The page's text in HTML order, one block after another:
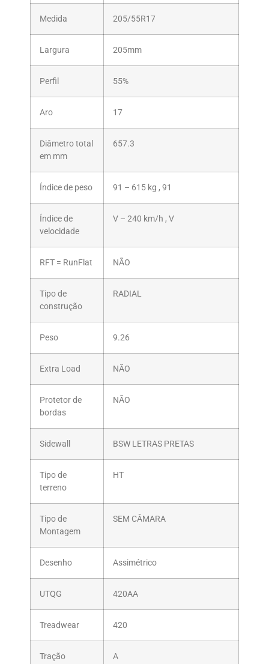
Medida 205/55R17
Largura 205mm
Perfil 55%
Aro 17
Diâmetro total
em mm
657.3
Índice de peso 91 – 615 kg , 91
Índice de
velocidade
V – 240 km/h , V
RFT = RunFlat NÃO
Tipo de
construção
RADIAL
Peso 9.26
Extra Load NÃO
Protetor de
bordas
NÃO
Sidewall BSW LETRAS PRETAS
Tipo de
terreno
HT
Tipo de
Montagem
SEM CÂMARA
Desenho Assimétrico
UTQG 420AA
Treadwear 420
Tração A